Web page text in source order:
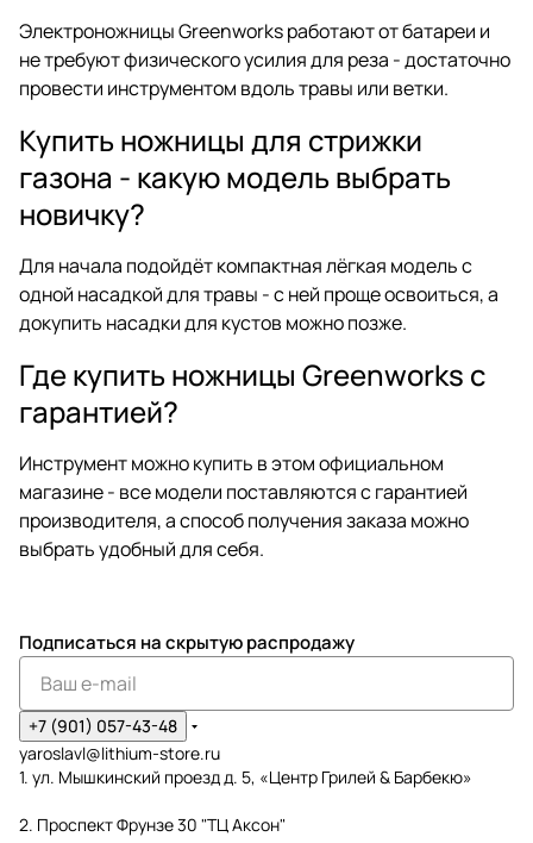
Электроножницы Greenworks работают от батареи и
не требуют физического усилия для реза - достаточно
провести инструментом вдоль травы или ветки.
Купить ножницы для стрижки
газона - какую модель выбрать
новичку?
Для начала подойдёт компактная лёгкая модель с
одной насадкой для травы - с ней проще освоиться, а
докупить насадки для кустов можно позже.
Где купить ножницы Greenworks с
гарантией?
Инструмент можно купить в этом официальном
магазине - все модели поставляются с гарантией
производителя, а способ получения заказа можно
выбрать удобный для себя.
Подписаться на скрытую распродажу
+7 (901) 057-43-48
yaroslavl@lithium-store.ru
1. ул. Мышкинский проезд д. 5, «Центр Грилей & Барбекю»
2. Проспект Фрунзе 30 "ТЦ Аксон"